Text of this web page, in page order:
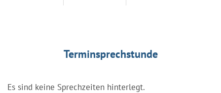
Terminsprechstunde
Es sind keine Sprechzeiten hinterlegt.